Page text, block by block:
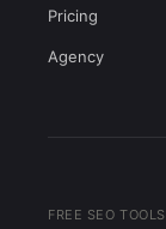
Pricing
Agency
FREE SEO TOOLS